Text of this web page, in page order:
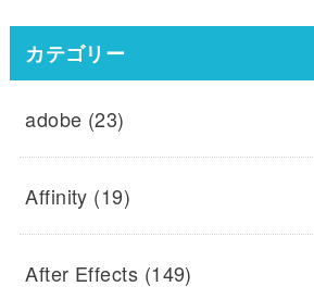
カテゴリー
adobe (23)
Affinity (19)
After Effects (149)